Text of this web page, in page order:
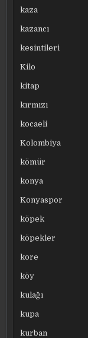
kaza
kazancı
kesintileri
Kilo
kitap
kırmızı
kocaeli
Kolombiya
kömür
konya
Konyaspor
köpek
köpekler
kore
köy
kulağı
kupa
kurban